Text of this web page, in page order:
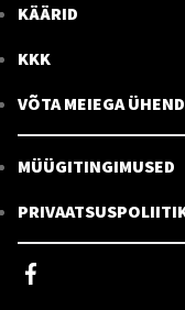
KÄÄRID
KKK
VÕTA MEIEGA
MÜÜGITINGIMUSED